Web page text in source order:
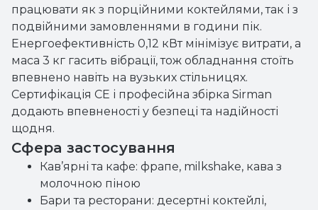
працювати як з порційними коктейлями, так і з
подвійними замовленнями в години пік.
Енергоефективність 0,12 кВт мінімізує витрати, а
маса 3 кг гасить вібрації, тож обладнання стоїть
впевнено навіть на вузьких стільницях.
Сертифікація CE і професійна збірка Sirman
додають впевненості у безпеці та надійності
щодня.
Сфера застосування
Кав’ярні та кафе: фрапе, milkshake, кава з
молочною піною
Бари та ресторани: десертні коктейлі,